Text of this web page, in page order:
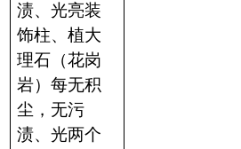
渍、光亮装
饰柱、植大
理石（花岗
岩）每无积
尘，无污
渍、光两个